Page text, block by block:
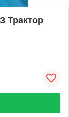
Трактор